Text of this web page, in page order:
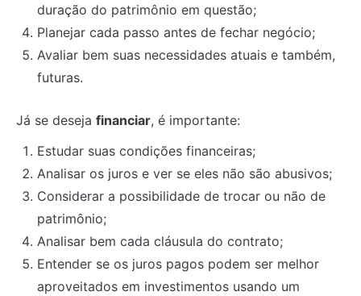
duração do patrimônio em questão;
Planejar cada passo antes de fechar negócio;
Avaliar bem suas necessidades atuais e também,
futuras.
Já se deseja financiar, é importante:
Estudar suas condições financeiras;
Analisar os juros e ver se eles não são abusivos;
Considerar a possibilidade de trocar ou não de
patrimônio;
Analisar bem cada cláusula do contrato;
Entender se os juros pagos podem ser melhor
aproveitados em investimentos usando um